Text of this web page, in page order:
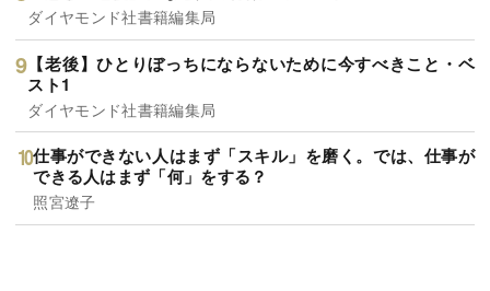
ダイヤモンド社書籍編集局
【老後】ひとりぼっちにならないために今すべきこと・ベ
スト1
ダイヤモンド社書籍編集局
仕事ができない人はまず「スキル」を磨く。では、仕事が
できる人はまず「何」をする？
照宮遼子